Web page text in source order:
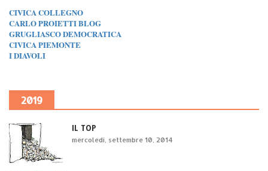
CIVICA COLLEGNO
CARLO PROIETTI BLOG
GRUGLIASCO DEMOCRATICA
CIVICA PIEMONTE
I DIAVOLI
2019
IL TOP
mercoledì, settembre 10, 2014